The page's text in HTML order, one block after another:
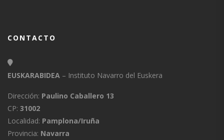
CONTACTO
EUSKARABIDEA – Instituto Navarro del Euskera
Dirección: Paulino Caballero 13
CP: 31002
Localidad: Pamplona/Iruña
Provincia: Navarra